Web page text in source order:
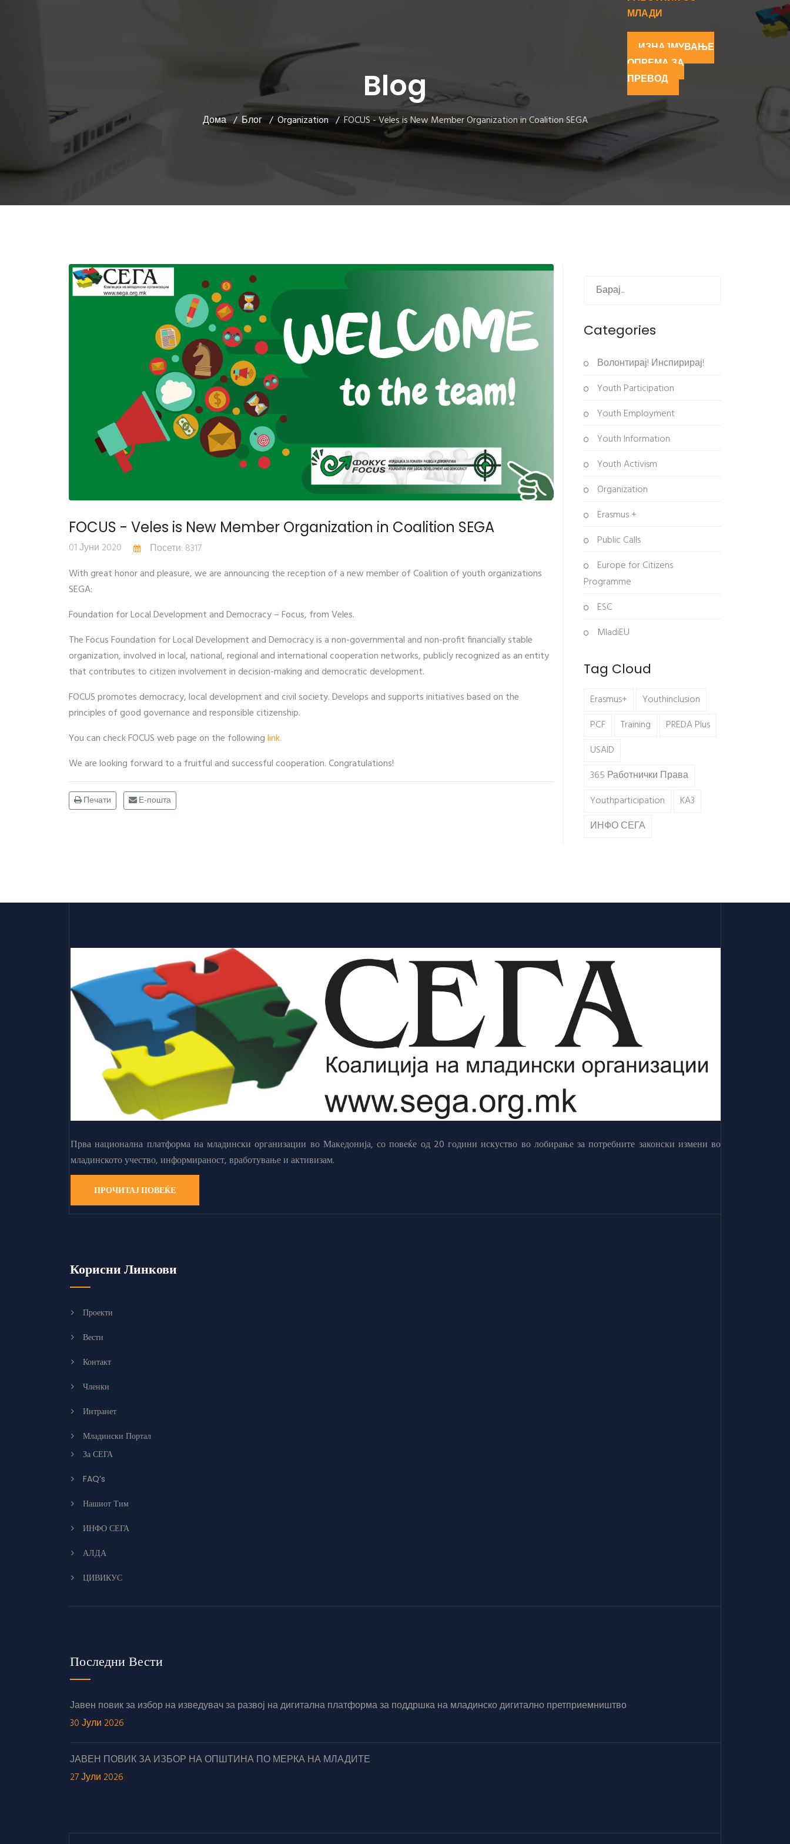
МЛАДИ
ИЗНАЈМУВАЊЕ
ОПРЕМА ЗА
ПРЕВОД
Blog
Дома Блог Organization FOCUS - Veles is New Member Organization in Coalition SEGA
FOCUS - Veles is New Member Organization in Coalition SEGA
01 Јуни 2020
Посети: 8317
With great honor and pleasure, we are announcing the reception of a new member of Coalition of youth organizations
SEGA:
Foundation for Local Development and Democracy – Focus, from Veles.
The Focus Foundation for Local Development and Democracy is a non-governmental and non-profit financially stable
organization, involved in local, national, regional and international cooperation networks, publicly recognized as an entity
that contributes to citizen involvement in decision-making and democratic development.
FOCUS promotes democracy, local development and civil society. Develops and supports initiatives based on the
principles of good governance and responsible citizenship.
You can check FOCUS web page on the followinglink.
We are looking forward to a fruitful and successful cooperation. Congratulations!
Печати Е-пошта
Categories
Волонтирај! Инспирирај!
Youth Participation
Youth Employment
Youth Information
Youth Activism
Organization
Erasmus +
Public Calls
Europe for Citizens
Programme
ESC
MladiEU
Tag Cloud
Erasmus+
Youthinclusion
PCF
Training
PREDA Plus
USAID
365 Работнички Права
Youthparticipation
KA3
ИНФО СЕГА
Прва национална платформа на младински организации во Македонија, со повеќе од 20 години искуство во лобирање за потребните законски измени во
младинското учество, информираност, вработување и активизам.
ПРОЧИТАЈ ПОВЕЌЕ
Корисни Линкови
Проекти
Вести
Контакт
Членки
Интранет
Младински Портал
За СЕГА
FAQ’s
Нашиот Тим
ИНФО СЕГА
АЛДА
ЦИВИКУС
Последни Вести
Јавен повик за избор на изведувач за развој на дигитална платформа за поддршка на младинско дигитално претприемништво
30 Јули 2026
ЈАВЕН ПОВИК ЗА ИЗБОР НА ОПШТИНА ПО МЕРКА НА МЛАДИТЕ
27 Јули 2026